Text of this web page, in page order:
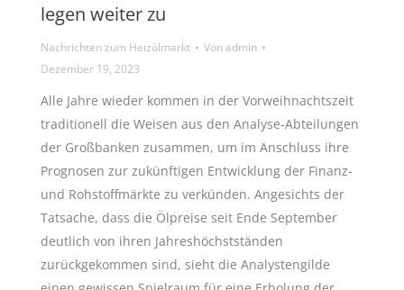
legen weiter zu
Nachrichten zum Heizölmarkt Vonadmin
Dezember 19, 2023
Alle Jahre wieder kommen in der Vorweihnachtszeit
traditionell die Weisen aus den Analyse-Abteilungen
der Großbanken zusammen, um im Anschluss ihre
Prognosen zur zukünftigen Entwicklung der Finanz-
und Rohstoffmärkte zu verkünden. Angesichts der
Tatsache, dass die Ölpreise seit Ende September
deutlich von ihren Jahreshöchstständen
zurückgekommen sind, sieht die Analystengilde